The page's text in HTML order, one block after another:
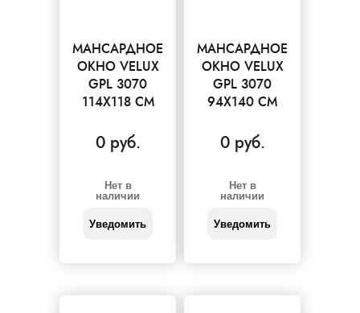
МАНСАРДНОЕ
ОКНО VELUX
GPL 3070
114X118 СМ
0 руб.
Нет в
наличии
Уведомить
МАНСАРДНОЕ
ОКНО VELUX
GPL 3070
94X140 СМ
0 руб.
Нет в
наличии
Уведомить